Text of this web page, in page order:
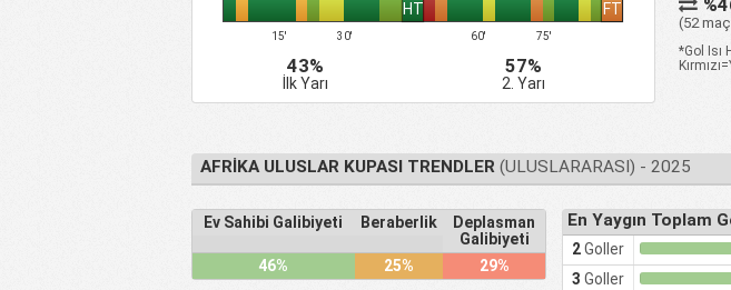
15' 30'
HT
60' 75'
FT
43%
İlk Yarı
57%
2. Yarı
(52
*Gol Isı
AFRIKA ULUSLAR KUPASI TRENDLER(ULUSLARARASI) - 2025
Ev Sahibi Galibiyeti Beraberlik
Deplasman
Galibiyeti
46%
25% 29%
En Yaygın Toplam
2Goller
3 Goller